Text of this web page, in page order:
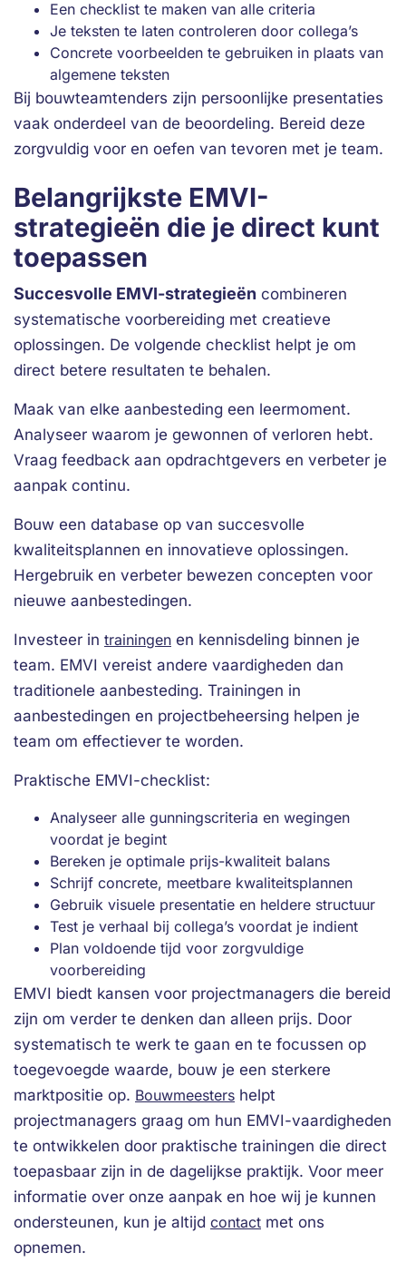
Een checklist te maken van alle criteria
Je teksten te laten controleren door collega’s
Concrete voorbeelden te gebruiken in plaats van
algemene teksten
Bij bouwteamtenders zijn persoonlijke presentaties
vaak onderdeel van de beoordeling. Bereid deze
zorgvuldig voor en oefen van tevoren met je team.
Belangrijkste EMVI-
strategieën die je direct kunt
toepassen
Succesvolle EMVI-strategieën combineren
systematische voorbereiding met creatieve
oplossingen. De volgende checklist helpt je om
direct betere resultaten te behalen.
Maak van elke aanbesteding een leermoment.
Analyseer waarom je gewonnen of verloren hebt.
Vraag feedback aan opdrachtgevers en verbeter je
aanpak continu.
Bouw een database op van succesvolle
kwaliteitsplannen en innovatieve oplossingen.
Hergebruik en verbeter bewezen concepten voor
nieuwe aanbestedingen.
Investeer in trainingen en kennisdeling binnen je
team. EMVI vereist andere vaardigheden dan
traditionele aanbesteding. Trainingen in
aanbestedingen en projectbeheersing helpen je
team om effectiever te worden.
Praktische EMVI-checklist:
Analyseer alle gunningscriteria en wegingen
voordat je begint
Bereken je optimale prijs-kwaliteit balans
Schrijf concrete, meetbare kwaliteitsplannen
Gebruik visuele presentatie en heldere structuur
Test je verhaal bij collega’s voordat je indient
Plan voldoende tijd voor zorgvuldige
voorbereiding
EMVI biedt kansen voor projectmanagers die bereid
zijn om verder te denken dan alleen prijs. Door
systematisch te werk te gaan en te focussen op
toegevoegde waarde, bouw je een sterkere
marktpositie op. Bouwmeesters helpt
projectmanagers graag om hun EMVI-vaardigheden
te ontwikkelen door praktische trainingen die direct
toepasbaar zijn in de dagelijkse praktijk. Voor meer
informatie over onze aanpak en hoe wij je kunnen
ondersteunen, kun je altijd contact met ons
opnemen.